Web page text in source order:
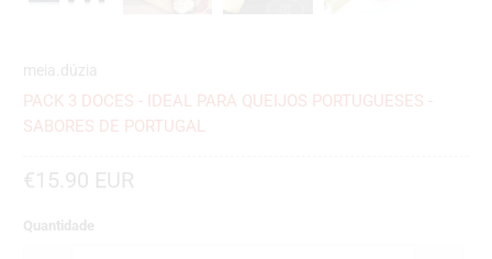
meia.dúzia
PACK 3 DOCES - IDEAL PARA QUEIJOS PORTUGUESES -
SABORES DE PORTUGAL
€15.90 EUR
Quantidade